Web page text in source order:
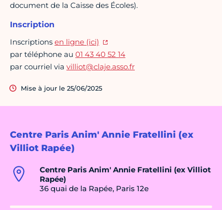
Centre Paris Anim' Annie Fratellini (ex
Villiot Rapée)
Centre Paris Anim' Annie Fratellini (ex Villiot
Rapée)
36 quai de la Rapée, Paris 12e
document de la Caisse des Écoles).
Inscription
Inscriptions en ligne (ici)
par téléphone au 01 43 40 52 14
par courriel via villiot@claje.asso.fr
Mise à jour le 25/06/2025